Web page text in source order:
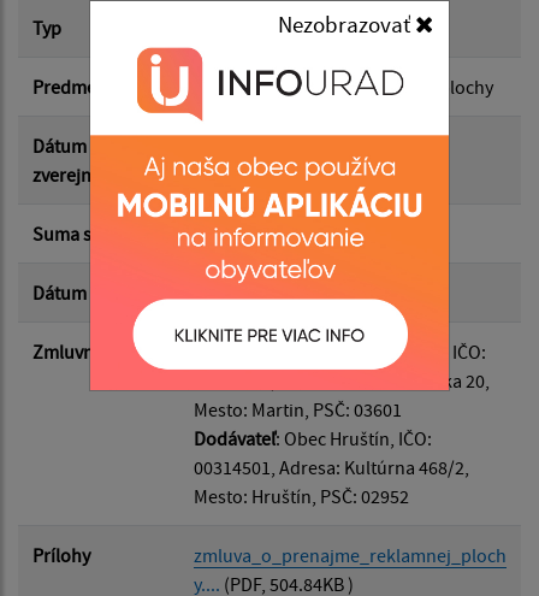
Nezobrazovať
Suma od:
Suma do:
Filtrovať Reset
Typ Hlavná zmluva
Predmet Zmluva o prenájme reklamnej plochy
Dátum
zverejnenia
Suma s DPH* 800.00 €
Dátum uzavretia
Zmluvná strana
: Brantner Fatra s.r.o., IČO:
31578861, Adresa: Ul. Robotnícka 20,
Mesto: Martin, PSČ: 03601
Dodávateľ: Obec Hruštín, IČO:
00314501, Adresa: Kultúrna 468/2,
Mesto: Hruštín, PSČ: 02952
Prílohy
zmluva_o_prenajme_reklamnej_ploch
y.... (PDF, 504.84KB )